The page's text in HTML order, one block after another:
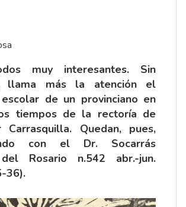
muy interesantes. Sin
llama más la atención el
de un provinciano en
tiempos de la rectoría de
Carrasquilla. Quedan, pues,
con el Dr. Socarrás
Rosario n.542 abr.-jun.
36).